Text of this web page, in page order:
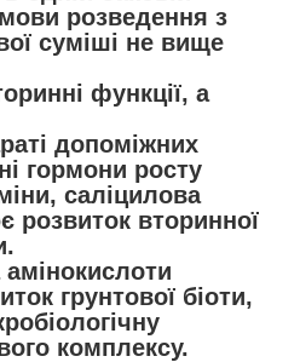
розведення з
суміші не вище
функції, а
допоміжних
гормони росту
саліцилова
розвиток вторинної
амінокислоти
грунтової біоти,
комплексу.